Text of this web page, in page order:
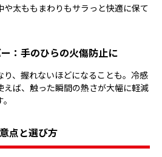
太ももまわりもサラっと快適に保て
：手のひらの火傷防止に
、握れないほどになることも。冷感
ば、触った瞬間の熱さが大幅に軽減
点と選び方